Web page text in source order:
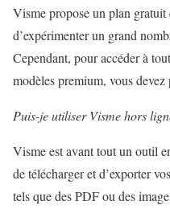
Visme propose un plan
d’expérimenter un grand
Cependant, pour accéder à
modèles premium, vous devez
Puis-je utiliser Visme hors
Visme est avant tout un outil
de télécharger et d’exporter
tels que des PDF ou des